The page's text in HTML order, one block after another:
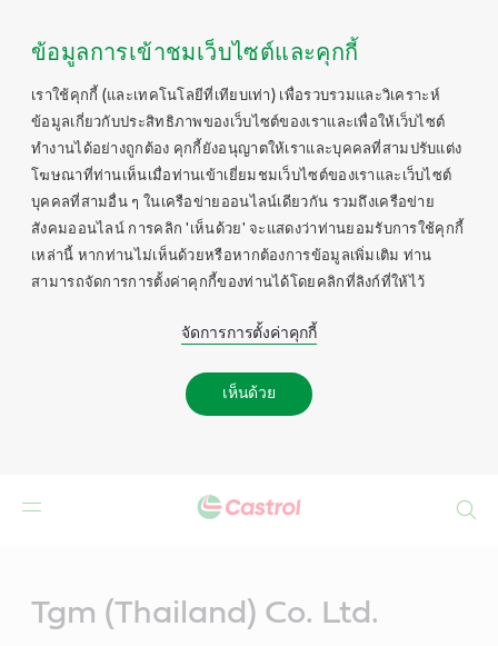
ข้อมูลการเข้าชมเว็บไซต์และคุกกี้
เราใช้คุกกี้ (และเทคโนโลยีที่เทียบเท่า) เพื่อรวบรวมและวิเคราะห์
ข้อมูลเกี่ยวกับประสิทธิภาพของเว็บไซต์ของเราและเพื่อให้เว็บไซต์
ทำงานได้อย่างถูกต้อง คุกกี้ยังอนุญาตให้เราและบุคคลที่สามปรับแต่ง
โฆษณาที่ท่านเห็นเมื่อท่านเข้าเยี่ยมชมเว็บไซต์ของเราและเว็บไซต์
บุคคลที่สามอื่น ๆ ในเครือข่ายออนไลน์เดียวกัน รวมถึงเครือข่าย
สังคมออนไลน์ การคลิก 'เห็นด้วย' จะแสดงว่าท่านยอมรับการใช้คุกกี้
เหล่านี้ หากท่านไม่เห็นด้วยหรือหากต้องการข้อมูลเพิ่มเติม ท่าน
สามารถจัดการการตั้งค่าคุกกี้ของท่านได้โดยคลิกที่ลิงก์ที่ให้ไว้
จัดการการตั้งค่าคุกกี้
เห็นด้วย
Tgm (Thailand) Co. Ltd.